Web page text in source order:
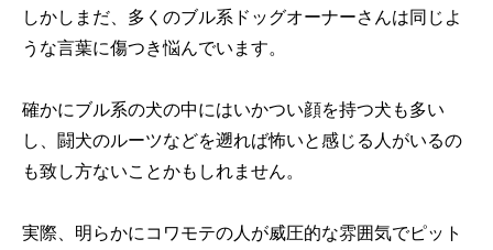
しかしまだ、多くのブル系ドッグオーナーさんは同じよ
うな言葉に傷つき悩んでいます。
確かにブル系の犬の中にはいかつい顔を持つ犬も多い
し、闘犬のルーツなどを遡れば怖いと感じる人がいるの
も致し方ないことかもしれません。
実際、明らかにコワモテの人が威圧的な雰囲気でピット